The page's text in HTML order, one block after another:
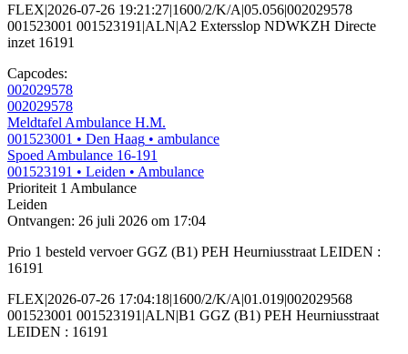
FLEX|2026-07-26 19:21:27|1600/2/K/A|05.056|002029578
001523001 001523191|ALN|A2 Extersslop NDWKZH Directe
inzet 16191
Capcodes:
002029578
002029578
Meldtafel Ambulance H.M.
001523001 • Den Haag • ambulance
Spoed Ambulance 16-191
001523191 • Leiden • Ambulance
Prioriteit 1 Ambulance
Leiden
Ontvangen: 26 juli 2026 om 17:04
Prio 1 besteld vervoer GGZ (B1) PEH Heurniusstraat LEIDEN :
16191
FLEX|2026-07-26 17:04:18|1600/2/K/A|01.019|002029568
001523001 001523191|ALN|B1 GGZ (B1) PEH Heurniusstraat
LEIDEN : 16191